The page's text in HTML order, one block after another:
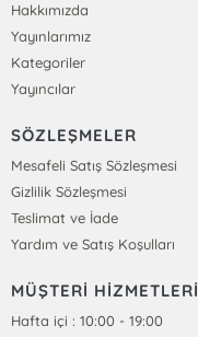
Hakkımızda
Yayınlarımız
Kategoriler
Yayıncılar
SÖZLEŞMELER
Mesafeli Satış Sözleşmesi
Gizlilik Sözleşmesi
Teslimat ve İade
Yardım ve Satış Koşulları
MÜŞTERİ HİZMETLERİ
Hafta içi : 10:00 - 19:00